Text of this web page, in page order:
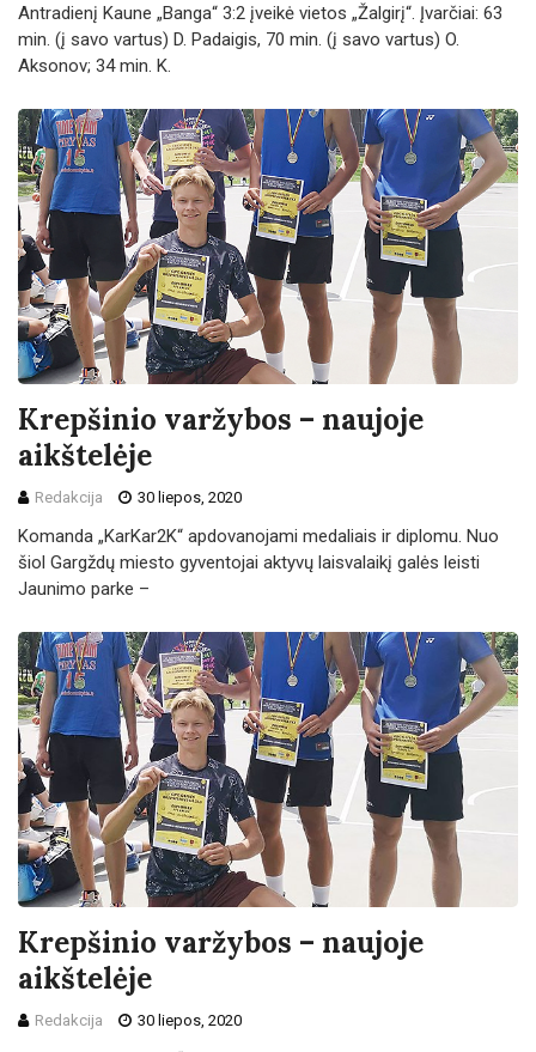
Antradienį Kaune „Banga“ 3:2 įveikė vietos „Žalgirį“. Įvarčiai: 63
min. (į savo vartus) D. Padaigis, 70 min. (į savo vartus) O.
Aksonov; 34 min. K.
Krepšinio varžybos – naujoje
aikštelėje
Redakcija 30 liepos, 2020
Komanda „KarKar2K“ apdovanojami medaliais ir diplomu. Nuo
šiol Gargždų miesto gyventojai aktyvų laisvalaikį galės leisti
Jaunimo parke –
Krepšinio varžybos – naujoje
aikštelėje
Redakcija 30 liepos, 2020